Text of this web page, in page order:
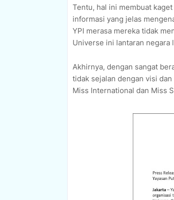
Tentu, hal ini membuat
informasi yang jelas
YPI merasa mereka tidak
Universe ini lantaran negara
Akhirnya, dengan sangat
tidak sejalan dengan visi
Miss International dan Miss